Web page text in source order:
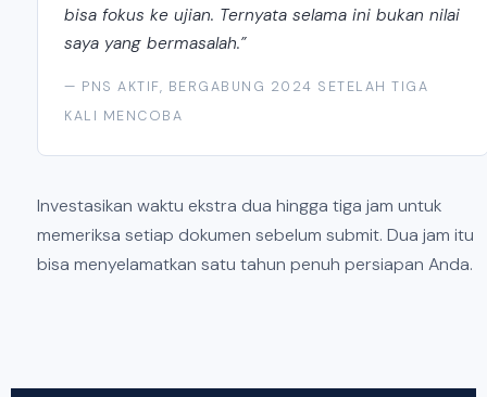
bisa fokus ke ujian. Ternyata selama ini bukan nilai
saya yang bermasalah.”
— PNS AKTIF, BERGABUNG 2024 SETELAH TIGA
KALI MENCOBA
Investasikan waktu ekstra dua hingga tiga jam untuk
memeriksa setiap dokumen sebelum submit. Dua jam itu
bisa menyelamatkan satu tahun penuh persiapan Anda.